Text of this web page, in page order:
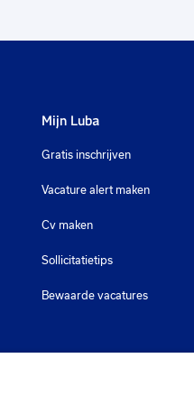
Mijn Luba
Gratis inschrijven
Vacature alert maken
Cv maken
Sollicitatietips
Bewaarde vacatures